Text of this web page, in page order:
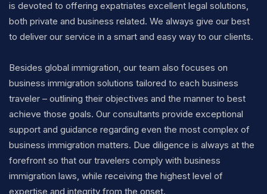
is devoted to offering expatriates excellent legal solutions,
both private and business related. We always give our best
to deliver our service in a smart and easy way to our clients.
Besides global immigration, our team also focuses on
business immigration solutions tailored to each business
traveler – outlining their objectives and the manner to best
achieve those goals. Our consultants provide exceptional
support and guidance regarding even the most complex of
business immigration matters. Due diligence is always at the
forefront so that our travelers comply with business
immigration laws, while receiving the highest level of
expertise and integrity from the onset.